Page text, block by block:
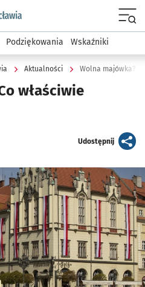
podserwis: Prezydent
Podziękowania Wskaźniki
Aktualności Wolna majówka?
właściwie
Udostępnijartykuł